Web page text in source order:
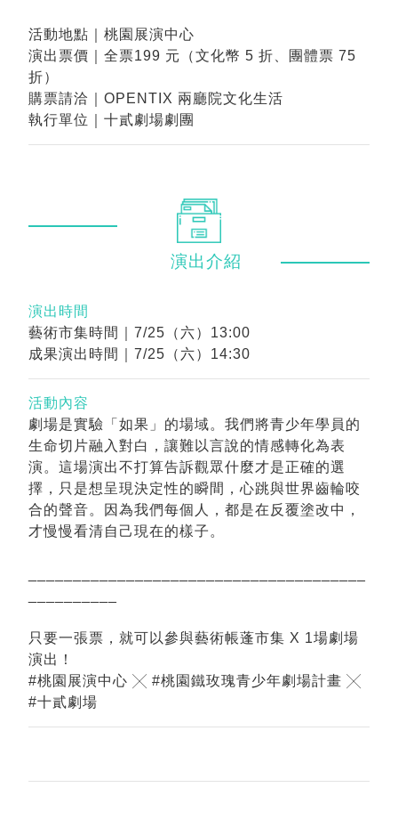
活動地點｜桃園展演中心
演出票價｜全票199 元（文化幣 5 折、團體票 75
折）
購票請洽｜OPENTIX 兩廳院文化生活
執行單位｜十貳劇場劇團
演出介紹
演出時間
藝術市集時間｜7/25（六）13:00
成果演出時間｜7/25（六）14:30
活動內容
劇場是實驗「如果」的場域。我們將青少年學員的
生命切片融入對白，讓難以言說的情感轉化為表
演。這場演出不打算告訴觀眾什麼才是正確的選
擇，只是想呈現決定性的瞬間，心跳與世界齒輪咬
合的聲音。因為我們每個人，都是在反覆塗改中，
才慢慢看清自己現在的樣子。
只要一張票，就可以參與藝術帳蓬市集 X 1場劇場
演出！
#桃園展演中心 ╳ #桃園鐵玫瑰青少年劇場計畫 ╳
#十貳劇場